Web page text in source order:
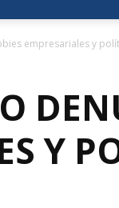
empresariales y
Y